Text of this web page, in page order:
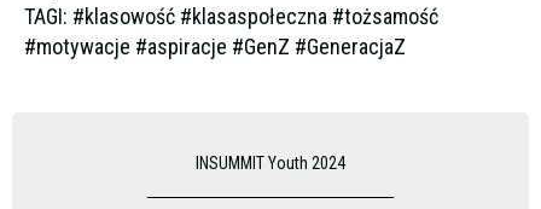
TAGI: #klasowość #klasaspołeczna #tożsamość
#motywacje #aspiracje #GenZ #GeneracjaZ
INSUMMIT Youth 2024